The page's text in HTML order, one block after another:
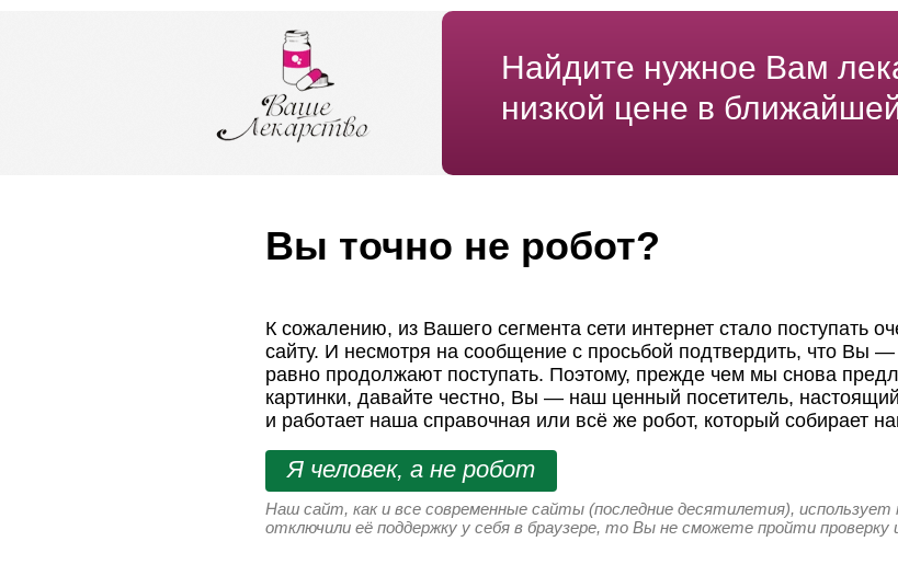
Найдите нужное Вам
низкой цене в
Вы точно не робот?
К сожалению, из Вашего сегмента сети интернет стало поступать
сайту. И несмотря на сообщение с просьбой подтвердить, что Вы
равно продолжают поступать. Поэтому, прежде чем мы снова
картинки, давайте честно, Вы — наш ценный посетитель,
и работает наша справочная или всё же робот, который собирает
Я человек, а не робот
Наш сайт, как и все современные сайты (последние десятилетия),
отключили её поддержку у себя в браузере, то Вы не сможете пройти